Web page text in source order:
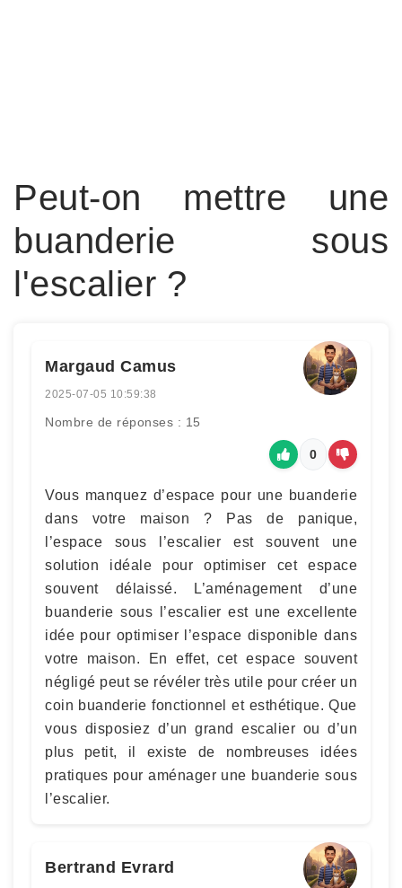
Peut-on mettre une
buanderie sous
l'escalier ?
Margaud Camus
2025-07-05 10:59:38
Nombre de réponses : 15
0
Vous manquez d’espace pour une buanderie
dans votre maison ? Pas de panique,
l’espace sous l’escalier est souvent une
solution idéale pour optimiser cet espace
souvent délaissé. L’aménagement d’une
buanderie sous l’escalier est une excellente
idée pour optimiser l’espace disponible dans
votre maison. En effet, cet espace souvent
négligé peut se révéler très utile pour créer un
coin buanderie fonctionnel et esthétique. Que
vous disposiez d’un grand escalier ou d’un
plus petit, il existe de nombreuses idées
pratiques pour aménager une buanderie sous
l’escalier.
Bertrand Evrard